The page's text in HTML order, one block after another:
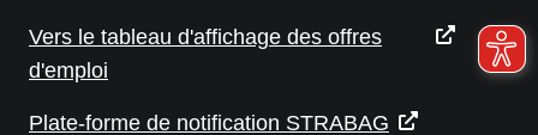
Vers le tableau d'affichage des offres
d'emploi
Plate-forme de notification STRABAG